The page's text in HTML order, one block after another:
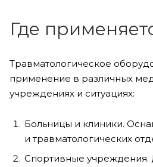
Где
Травматологическое
применение в различных
учреждениях и ситуациях:
Больницы и клиники.
и травматологических
Спортивные учреждения.